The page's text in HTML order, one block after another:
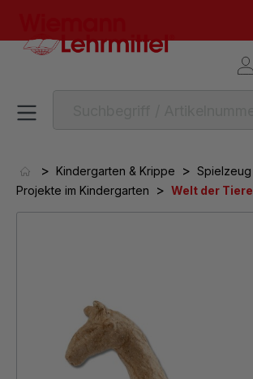
> Kindergarten & Krippe > Spielzeug
Projekte im Kindergarten > Welt der Tiere